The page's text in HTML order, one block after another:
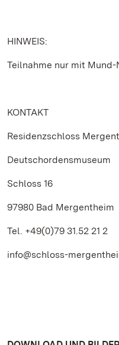
HINWEIS:
Teilnahme nur mit
KONTAKT
Residenzschloss
Deutschordensmuseum
Schloss 16
97980 Bad Mergentheim
Tel. +49(0)79 31.52 21 2
info@schloss-